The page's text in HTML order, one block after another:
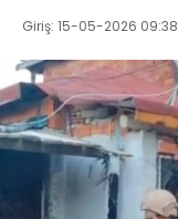
Giriş: 15-05-2026 09:38